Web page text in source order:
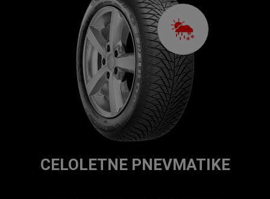
CELOLETNE PNEVMATIKE